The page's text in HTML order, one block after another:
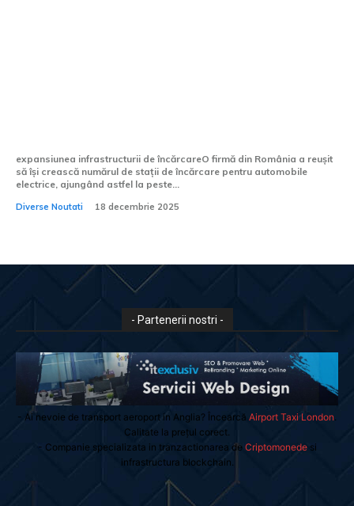
expansiunea infrastructurii de încărcareO firmă din România a reușit
să își crească numărul de stații de încărcare pentru automobile
electrice, ajungând astfel la peste...
Diverse Noutati 18 decembrie 2025
- Partenerii nostri -
- Ai nevoie de transport aeroport in Anglia? Încearcă Airport Taxi London.
Calitate la prețul corect.
- Companie specializata in tranzactionarea de Criptomonedesi
infrastructura blockchain.